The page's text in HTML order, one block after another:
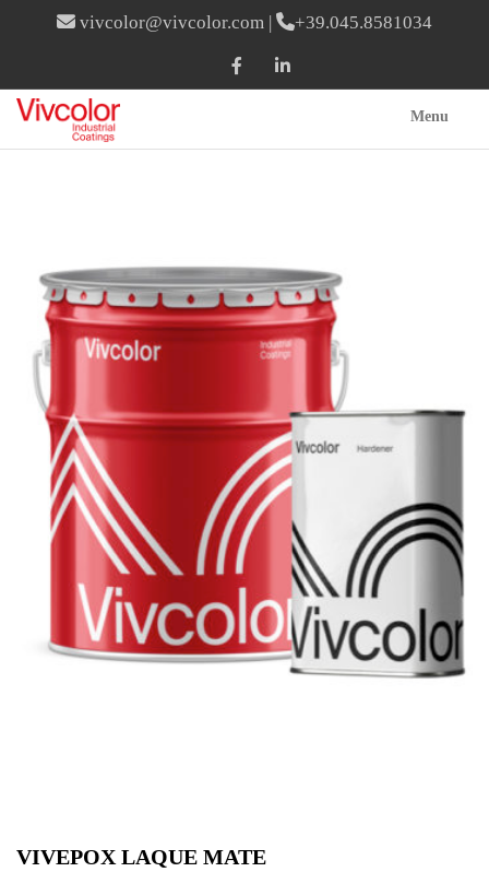
vivcolor@vivcolor.com | +39.045.8581034
Menu
VIVEPOX LAQUE MATE